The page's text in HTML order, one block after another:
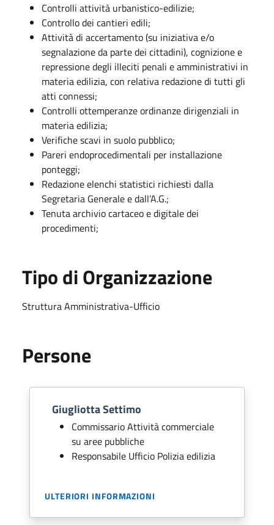
Controlli attività urbanistico-edilizie;
Controllo dei cantieri edili;
Attività di accertamento (su iniziativa e/o
segnalazione da parte dei cittadini), cognizione e
repressione degli illeciti penali e amministrativi in
materia edilizia, con relativa redazione di tutti gli
atti connessi;
Controlli ottemperanze ordinanze dirigenziali in
materia edilizia;
Verifiche scavi in suolo pubblico;
Pareri endoprocedimentali per installazione
ponteggi;
Redazione elenchi statistici richiesti dalla
Segretaria Generale e dall’A.G.;
Tenuta archivio cartaceo e digitale dei
procedimenti;
Tipo di Organizzazione
Struttura Amministrativa-Ufficio
Persone
Giugliotta Settimo
Commissario Attività commerciale
su aree pubbliche
Responsabile Ufficio Polizia edilizia
ULTERIORI INFORMAZIONI